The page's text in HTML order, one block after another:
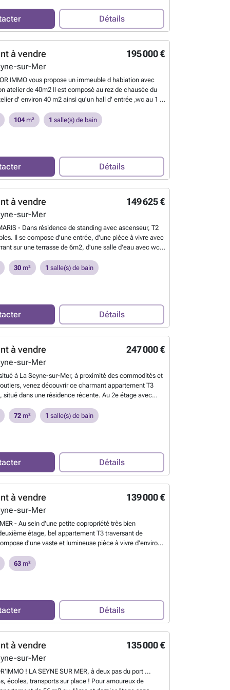
Détails
195 000 €
à vendre
sur-Mer
IMMO vous propose un immeuble d habiation avec
atelier de 40m2 Il est composé au rez de chausée du
d' environ 40 m2 ainsi qu'un hall d' entrée ,wc au 1 er
salle de bain avec fenetre et wc combles
eme chambres. Des travaux de renforcement des
, quatre vingt neuf 1En savoir plus ?
104m² 1 salle(s) de bain
Détails
149 625 €
à vendre
sur-Mer
- Dans résidence de standing avec ascenseur, T2
Il se compose d'une entrée, d'une pièce à vivre avec
sur une terrasse de 6m2, d'une salle d'eau avec wc.
Contacter Julien ESNAULT ###
30m² 1 salle(s) de bain
Détails
247 000 €
à vendre
sur-Mer
à La Seyne-sur-Mer, à proximité des commodités et
venez découvrir ce charmant appartement T3
situé dans une résidence récente. Au 2e étage avec
l'ensemble donnant sur une agréable terrasse
nuit se compose de deux grandes chambres avec
avec une place de stationnement privative au sein
ainsi qu'une belle cave. À visiter rapidement ! 1
72m² 1 salle(s) de bain
Détails
139 000 €
à vendre
sur-Mer
- Au sein d'une petite copropriété très bien
étage, bel appartement T3 traversant de
d'une vaste et lumineuse pièce à vivre d'environ
salle d'eau avec douche italienne, Wc suspendus
vitrage + climatisation réversible. Parfait pour tout faire à
63m²
Détails
135 000 €
à vendre
sur-Mer
! LA SEYNE SUR MER, à deux pas du port ...
écoles, transports sur place ! Pour amoureux de